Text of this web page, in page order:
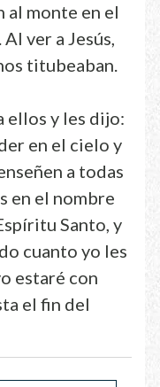
al monte en el
ver a Jesús,
titubeaban.
ellos y les dijo:
en el cielo y
a todas
en el nombre
Santo, y
cuanto yo les
estaré con
el fin del